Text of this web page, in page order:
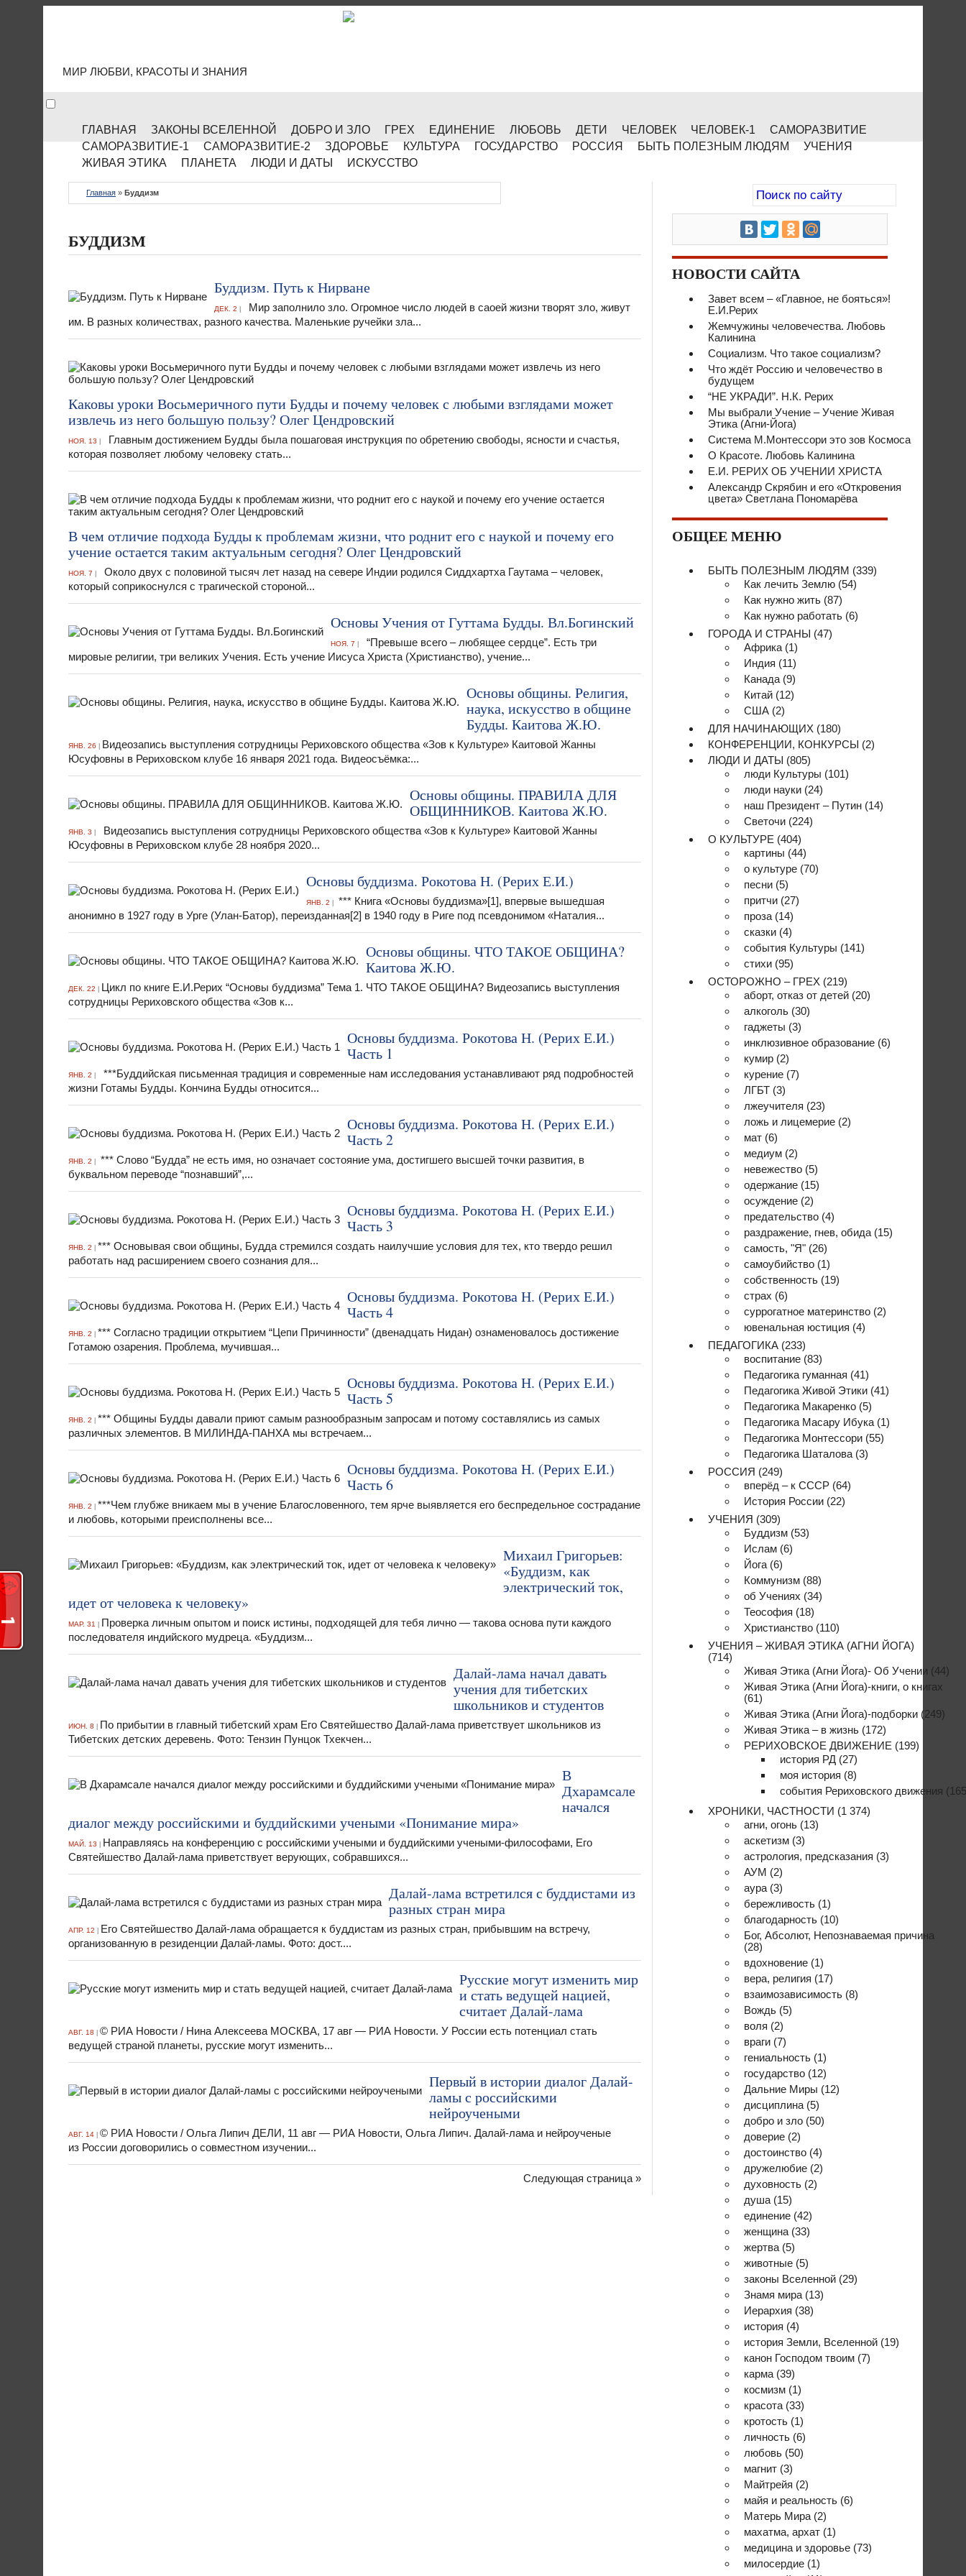
МИР ЛЮБВИ, КРАСОТЫ И ЗНАНИЯ
ГЛАВНАЯ ЗАКОНЫ ВСЕЛЕННОЙ ДОБРО И ЗЛО ГРЕХ ЕДИНЕНИЕ ЛЮБОВЬ ДЕТИ ЧЕЛОВЕК ЧЕЛОВЕК-1
САМОРАЗВИТИЕ
САМОРАЗВИТИЕ-1
САМОРАЗВИТИЕ-2 ЗДОРОВЬЕ КУЛЬТУРА ГОСУДАРСТВО РОССИЯ БЫТЬ ПОЛЕЗНЫМ ЛЮДЯМ
УЧЕНИЯ
ЖИВАЯ ЭТИКА
ПЛАНЕТА ЛЮДИ И ДАТЫ ИСКУССТВО
Главная » Буддизм
БУДДИЗМ
Буддизм. Путь к Нирване
ДЕК. 2
Мир заполнило зло. Огромное число людей в саоей жизни творят зло, живут
им. В разных количествах, разного качества. Маленькие ручейки зла...
Каковы уроки Восьмеричного пути Будды и почему человек с любыми взглядами может
извлечь из него большую пользу? Олег Цендровский
НОЯ. 13
Главным достижением Будды была пошаговая инструкция по обретению свободы, ясности и счастья,
которая позволяет любому человеку стать...
В чем отличие подхода Будды к проблемам жизни, что роднит его с наукой и почему его
учение остается таким актуальным сегодня? Олег Цендровский
НОЯ. 7
Около двух с половиной тысяч лет назад на севере Индии родился Сиддхартха Гаутама – человек,
который соприкоснулся с трагической стороной...
Основы Учения от Гуттама Будды. Вл.Богинский
НОЯ. 7
“Превыше всего – любящее сердце”. Есть три
мировые религии, три великих Учения. Есть учение Иисуса Христа (Христианство), учение...
Основы общины. Религия,
наука, искусство в общине
Будды. Каитова Ж.Ю.
ЯНВ. 26
Видеозапись выступления сотрудницы Рериховского общества «Зов к Культуре» Каитовой Жанны
Юсуфовны в Рериховском клубе 16 января 2021 года. Видеосъёмка:...
Основы общины. ПРАВИЛА ДЛЯ
ОБЩИННИКОВ. Каитова Ж.Ю.
ЯНВ. 3
Видеозапись выступления сотрудницы Рериховского общества «Зов к Культуре» Каитовой Жанны
Юсуфовны в Рериховском клубе 28 ноября 2020...
Основы буддизма. Рокотова Н. (Рерих Е.И.)
ЯНВ. 2
*** Книга «Основы буддизма»[1], впервые вышедшая
анонимно в 1927 году в Урге (Улан-Батор), переизданная[2] в 1940 году в Риге под псевдонимом «Наталия...
Основы общины. ЧТО ТАКОЕ ОБЩИНА?
Каитова Ж.Ю.
ДЕК. 22
Цикл по книге Е.И.Рерих “Основы буддизма” Тема 1. ЧТО ТАКОЕ ОБЩИНА? Видеозапись выступления
сотрудницы Рериховского общества «Зов к...
Основы буддизма. Рокотова Н. (Рерих Е.И.)
Часть 1
ЯНВ. 2
***Буддийская письменная традиция и современные нам исследования устанавливают ряд подробностей
жизни Готамы Будды. Кончина Будды относится...
Основы буддизма. Рокотова Н. (Рерих Е.И.)
Часть 2
ЯНВ. 2
*** Слово “Будда” не есть имя, но означает состояние ума, достигшего высшей точки развития, в
буквальном переводе “познавший”,...
Основы буддизма. Рокотова Н. (Рерих Е.И.)
Часть 3
ЯНВ. 2
*** Основывая свои общины, Будда стремился создать наилучшие условия для тех, кто твердо решил
работать над расширением своего сознания для...
Основы буддизма. Рокотова Н. (Рерих Е.И.)
Часть 4
ЯНВ. 2
*** Согласно традиции открытием “Цепи Причинности” (двенадцать Нидан) ознаменовалось достижение
Готамою озарения. Проблема, мучившая...
Основы буддизма. Рокотова Н. (Рерих Е.И.)
Часть 5
ЯНВ. 2
*** Общины Будды давали приют самым разнообразным запросам и потому составлялись из самых
различных элементов. В МИЛИНДА-ПАНХА мы встречаем...
Основы буддизма. Рокотова Н. (Рерих Е.И.)
Часть 6
ЯНВ. 2
***Чем глубже вникаем мы в учение Благословенного, тем ярче выявляется его беспредельное сострадание
и любовь, которыми преисполнены все...
Михаил Григорьев:
«Буддизм, как
электрический ток,
идет от человека к человеку»
МАР. 31
Проверка личным опытом и поиск истины, подходящей для тебя лично — такова основа пути каждого
последователя индийского мудреца. «Буддизм...
Далай-лама начал давать
учения для тибетских
школьников и студентов
ИЮН. 8
По прибытии в главный тибетский храм Его Святейшество Далай-лама приветствует школьников из
Тибетских детских деревень. Фото: Тензин Пунцок Тхекчен...
В
Дхарамсале
начался
диалог между российскими и буддийскими учеными «Понимание мира»
МАЙ. 13
Направляясь на конференцию с российскими учеными и буддийскими учеными-философами, Его
Святейшество Далай-лама приветствует верующих, собравшихся...
Далай-лама встретился с буддистами из
разных стран мира
АПР. 12
Его Святейшество Далай-лама обращается к буддистам из разных стран, прибывшим на встречу,
организованную в резиденции Далай-ламы. Фото: дост....
Русские могут изменить мир
и стать ведущей нацией,
считает Далай-лама
АВГ. 18
© РИА Новости / Нина Алексеева МОСКВА, 17 авг — РИА Новости. У России есть потенциал стать
ведущей страной планеты, русские могут изменить...
Первый в истории диалог Далай-
ламы с российскими
нейроучеными
АВГ. 14
© РИА Новости / Ольга Липич ДЕЛИ, 11 авг — РИА Новости, Ольга Липич. Далай-лама и нейроученые
из России договорились о совместном изучении...
Следующая страница »
НОВОСТИ САЙТА
Завет всем – «Главное, не бояться»!
Е.И.Рерих
Жемчужины человечества. Любовь
Калинина
Социализм. Что такое социализм?
Что ждёт Россию и человечество в
будущем
“НЕ УКРАДИ”. Н.К. Рерих
Мы выбрали Учение – Учение Живая
Этика (Агни-Йога)
Система М.Монтессори это зов Космоса
О Красоте. Любовь Калинина
Е.И. РЕРИХ ОБ УЧЕНИИ ХРИСТА
Александр Скрябин и его «Откровения
цвета» Светлана Пономарёва
ОБЩЕЕ МЕНЮ
БЫТЬ ПОЛЕЗНЫМ ЛЮДЯМ (339)
Как лечить Землю (54)
Как нужно жить (87)
Как нужно работать (6)
ГОРОДА И СТРАНЫ (47)
Африка (1)
Индия (11)
Канада (9)
Китай (12)
США (2)
ДЛЯ НАЧИНАЮЩИХ (180)
КОНФЕРЕНЦИИ, КОНКУРСЫ (2)
ЛЮДИ И ДАТЫ (805)
люди Культуры (101)
люди науки (24)
наш Президент – Путин (14)
Светочи (224)
О КУЛЬТУРЕ (404)
картины (44)
о культуре (70)
песни (5)
притчи (27)
проза (14)
сказки (4)
события Культуры (141)
стихи (95)
ОСТОРОЖНО – ГРЕХ (219)
аборт, отказ от детей (20)
алкоголь (30)
гаджеты (3)
инклюзивное образование (6)
кумир (2)
курение (7)
ЛГБТ (3)
лжеучителя (23)
ложь и лицемерие (2)
мат (6)
медиум (2)
невежество (5)
одержание (15)
осуждение (2)
предательство (4)
раздражение, гнев, обида (15)
самость, "Я" (26)
самоубийство (1)
собственность (19)
страх (6)
суррогатное материнство (2)
ювенальная юстиция (4)
ПЕДАГОГИКА (233)
воспитание (83)
Педагогика гуманная (41)
Педагогика Живой Этики (41)
Педагогика Макаренко (5)
Педагогика Масару Ибука (1)
Педагогика Монтессори (55)
Педагогика Шаталова (3)
РОССИЯ (249)
вперёд – к СССР (64)
История России (22)
УЧЕНИЯ (309)
Буддизм (53)
Ислам (6)
Йога (6)
Коммунизм (88)
об Учениях (34)
Теософия (18)
Христианство (110)
УЧЕНИЯ – ЖИВАЯ ЭТИКА (АГНИ ЙОГА)
(714)
Живая Этика (Агни Йога)- Об Учении (44)
Живая Этика (Агни Йога)-книги, о книгах
(61)
Живая Этика (Агни Йога)-подборки (249)
Живая Этика – в жизнь (172)
РЕРИХОВСКОЕ ДВИЖЕНИЕ (199)
история РД (27)
моя история (8)
события Рериховского движения
ХРОНИКИ, ЧАСТНОСТИ (1 374)
агни, огонь (13)
аскетизм (3)
астрология, предсказания (3)
АУМ (2)
аура (3)
бережливость (1)
благодарность (10)
Бог, Абсолют, Непознаваемая причина
(28)
вдохновение (1)
вера, религия (17)
взаимозависимость (8)
Вождь (5)
воля (2)
враги (7)
гениальность (1)
государство (12)
Дальние Миры (12)
дисциплина (5)
добро и зло (50)
доверие (2)
достоинство (4)
дружелюбие (2)
духовность (2)
душа (15)
единение (42)
женщина (33)
жертва (5)
животные (5)
законы Вселенной (29)
Знамя мира (13)
Иерархия (38)
история (4)
история Земли, Вселенной (19)
канон Господом твоим (7)
карма (39)
космизм (1)
красота (33)
кротость (1)
личность (6)
любовь (50)
магнит (3)
Майтрейя (2)
майя и реальность (6)
Матерь Мира (2)
махатма, архат (1)
медицина и здоровье (73)
милосердие (1)